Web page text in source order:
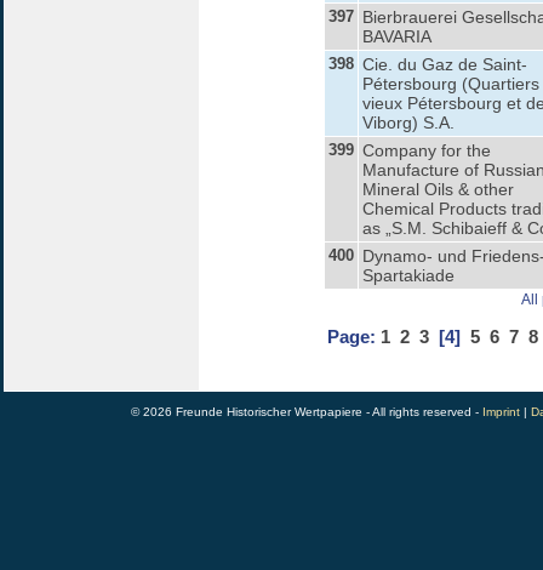
397 Bierbrauerei
BAVARIA
398 Cie. du Gaz de Saint-
Pétersbourg (Quartiers
vieux Pétersbourg et
Viborg) S.A.
399 Company for the
Manufacture of
Mineral Oils & other
Chemical Products
as „S.M. Schibaieff &
400 Dynamo- und
Spartakiade
All
Page: 1 2 3 [4] 5 6 7 8
© 2026 Freunde Historischer Wertpapiere - All rights reserved - Imprint |